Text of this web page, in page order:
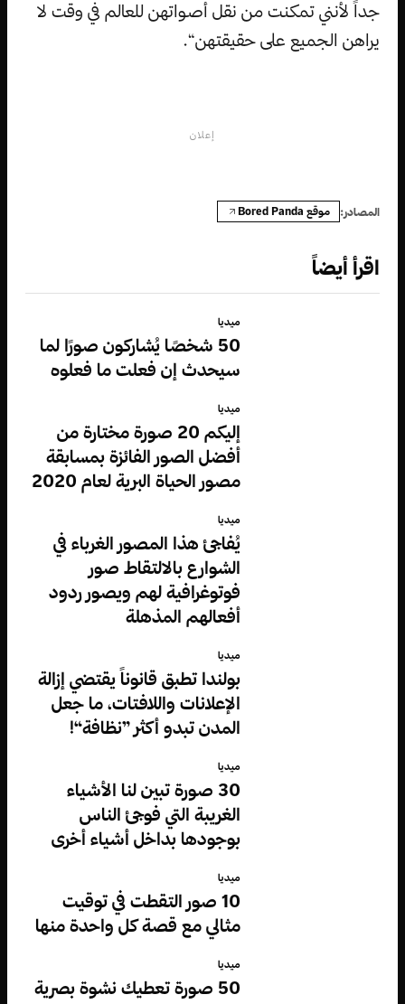
جداً لأنني تمكنت من نقل أصواتهن للعالم في وقت لا
يراهن الجميع على حقيقتهن“.
إعلان
المصادر: موقع Bored Panda
اقرأ أيضاً
ميديا
50 شخصًا يُشاركون صورًا لما
سيحدث إن فعلت ما فعلوه
ميديا
إليكم 20 صورة مختارة من
أفضل الصور الفائزة بمسابقة
مصور الحياة البرية لعام 2020
ميديا
يُفاجئ هذا المصور الغرباء في
الشوارع بالالتقاط صور
فوتوغرافية لهم ويصور ردود
أفعالهم المذهلة
ميديا
بولندا تطبق قانوناً يقتضي إزالة
الإعلانات واللافتات، ما جعل
المدن تبدو أكثر ”نظافة“!
ميديا
30 صورة تبين لنا الأشياء
الغريبة التي فوجئ الناس
بوجودها بداخل أشياء أخرى
ميديا
10 صور التقطت في توقيت
مثالي مع قصة كل واحدة منها
ميديا
50 صورة تعطيك نشوة بصرية